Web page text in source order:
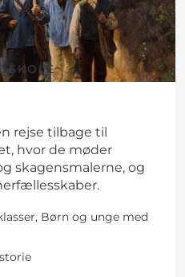
rejse tilbage til
hvor de møder
skagensmalerne, og
Børn og unge med